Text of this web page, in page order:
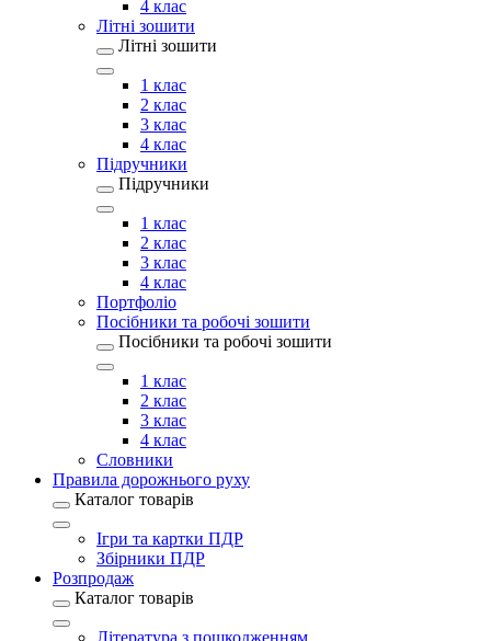
4 клас
Літні зошити
Літні зошити
1 клас
2 клас
3 клас
4 клас
Підручники
Підручники
1 клас
2 клас
3 клас
4 клас
Портфоліо
Посібники та робочі зошити
Посібники та робочі зошити
1 клас
2 клас
3 клас
4 клас
Словники
Правила дорожнього руху
Каталог товарів
Ігри та картки ПДР
Збірники ПДР
Розпродаж
Каталог товарів
Література з пошкодженням